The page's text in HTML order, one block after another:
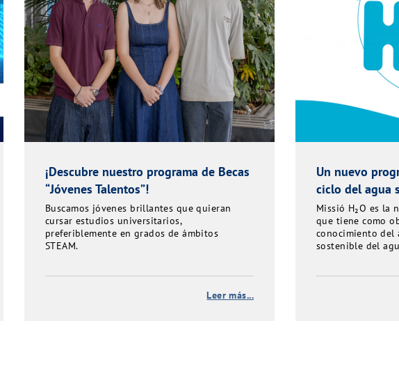
¡Descubre nuestro programa de Becas
“Jóvenes Talentos”!
Buscamos jóvenes brillantes que quieran
cursar estudios universitarios,
preferiblemente en grados de ámbitos
STEAM.
Leer más...
Un nuevo
ciclo del agua
Missió H₂O es la
que tiene como
conocimiento del
sostenible del